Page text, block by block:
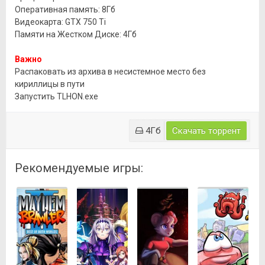
Оперативная память: 8Гб
Видеокарта: GTX 750 Ti
Памяти на Жестком Диске: 4Гб
Важно
Распаковать из архива в несистемное место без
кириллицы в пути
Запустить TLHON.exe
4Гб Скачать торрент
Рекомендуемые игры: